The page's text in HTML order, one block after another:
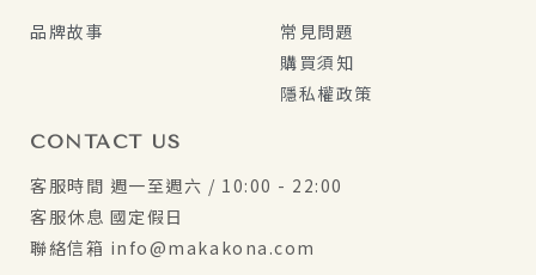
品牌故事
常見問題
購買須知
隱私權政策
CONTACT US
客服時間 週一至週六 / 10:00 - 22:00
客服休息 國定假日
聯絡信箱 info@makakona.com